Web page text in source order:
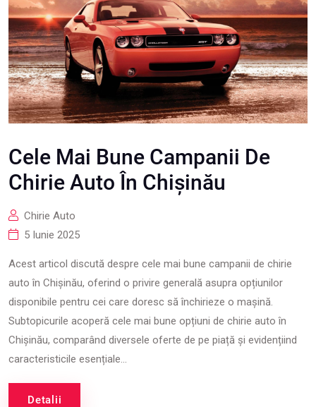
Cele Mai Bune Campanii De
Chirie Auto În Chișinău
Chirie Auto
5 Iunie 2025
Acest articol discută despre cele mai bune campanii de chirie
auto în Chișinău, oferind o privire generală asupra opțiunilor
disponibile pentru cei care doresc să închirieze o mașină.
Subtopicurile acoperă cele mai bune opțiuni de chirie auto în
Chișinău, comparând diversele oferte de pe piață și evidențiind
caracteristicile esențiale...
Detalii